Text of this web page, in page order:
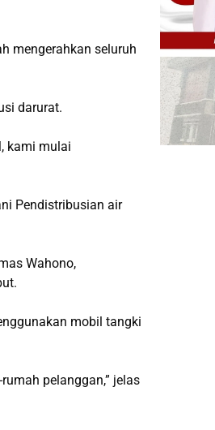
mengerahkan seluruh
darurat.
kami mulai
Pendistribusian air
Wahono,
mobil tangki
pelanggan,” jelas